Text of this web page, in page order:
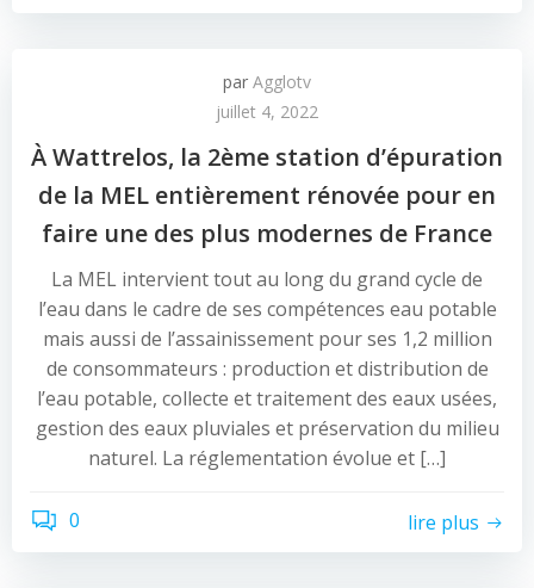
par Agglotv
juillet 4, 2022
À Wattrelos, la 2ème station d’épuration
de la MEL entièrement rénovée pour en
faire une des plus modernes de France
La MEL intervient tout au long du grand cycle de
l’eau dans le cadre de ses compétences eau potable
mais aussi de l’assainissement pour ses 1,2 million
de consommateurs : production et distribution de
l’eau potable, collecte et traitement des eaux usées,
gestion des eaux pluviales et préservation du milieu
naturel. La réglementation évolue et […]
0 lire plus